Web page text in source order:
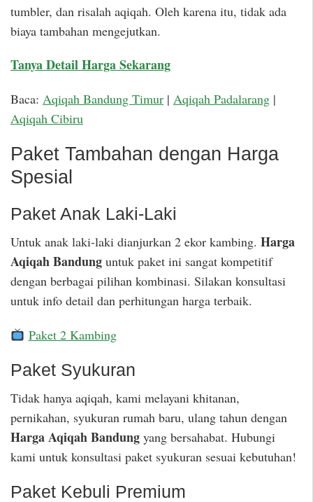
tumbler, dan risalah aqiqah. Oleh karena itu, tidak ada
biaya tambahan mengejutkan.
Tanya Detail Harga Sekarang
Baca: Aqiqah Bandung Timur | Aqiqah Padalarang |
Aqiqah Cibiru
Paket Tambahan dengan Harga
Spesial
Paket Anak Laki-Laki
Untuk anak laki-laki dianjurkan 2 ekor kambing. Harga
Aqiqah Bandung untuk paket ini sangat kompetitif
dengan berbagai pilihan kombinasi. Silakan konsultasi
untuk info detail dan perhitungan harga terbaik.
Paket 2 Kambing
Paket Syukuran
Tidak hanya aqiqah, kami melayani khitanan,
pernikahan, syukuran rumah baru, ulang tahun dengan
Harga Aqiqah Bandung yang bersahabat. Hubungi
kami untuk konsultasi paket syukuran sesuai kebutuhan!
Paket Kebuli Premium